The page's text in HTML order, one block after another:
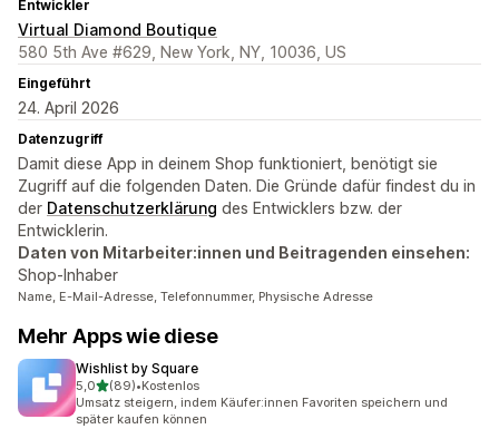
Entwickler
Virtual Diamond Boutique
580 5th Ave #629, New York, NY, 10036, US
Eingeführt
24. April 2026
Datenzugriff
Damit diese App in deinem Shop funktioniert, benötigt sie
Zugriff auf die folgenden Daten. Die Gründe dafür findest du in
der Datenschutzerklärung des Entwicklers bzw. der
Entwicklerin.
Daten von Mitarbeiter:innen und Beitragenden einsehen:
Shop-Inhaber
Name, E-Mail-Adresse, Telefonnummer, Physische Adresse
Mehr Apps wie diese
Wishlist by Square
5,0von 5 Sternen
(89)
89 Rezensionen insgesamt
•Kostenlos
Umsatz steigern, indem Käufer:innen Favoriten speichern und
später kaufen können